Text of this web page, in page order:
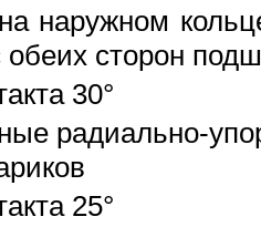
наружном
сторон
30°
радиально-
25°